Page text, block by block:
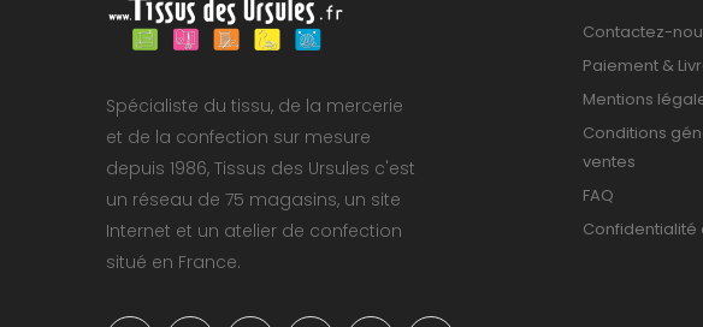
Spécialiste du tissu, de la mercerie
et de la confection sur mesure
depuis 1986, Tissus des Ursules c'est
un réseau de 75 magasins, un site
Internet et un atelier de confection
situé en France.
Contactez-
Paiement &
Mentions
Conditions
ventes
FAQ
Confidentialité